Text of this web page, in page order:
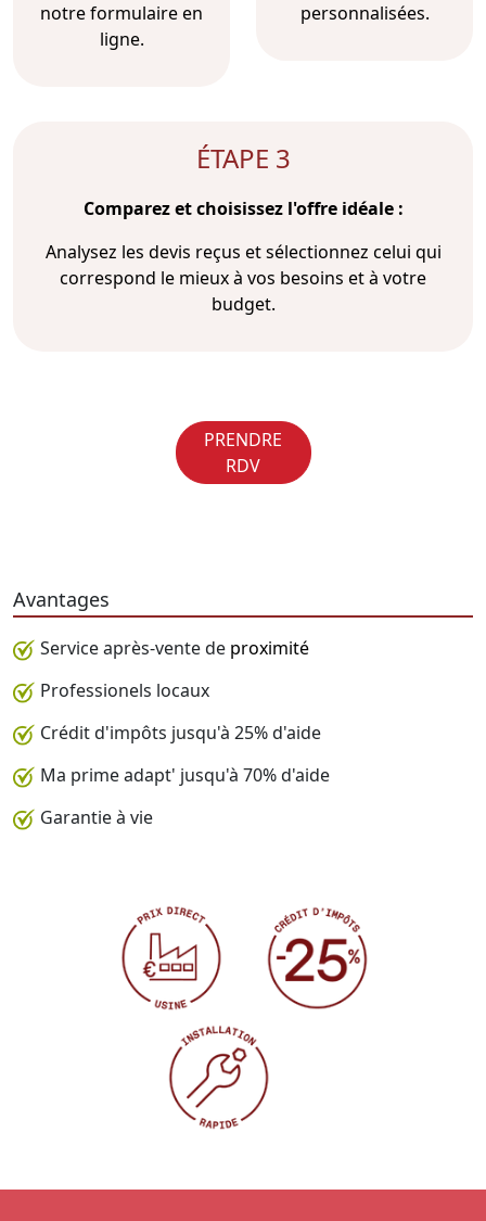
notre formulaire en
ligne.
personnalisées.
ÉTAPE 3
Comparez et choisissez l'offre idéale :
Analysez les devis reçus et sélectionnez celui qui
correspond le mieux à vos besoins et à votre
budget.
PRENDRE
RDV
Avantages
Service après-vente de proximité
Professionels locaux
Crédit d'impôts jusqu'à 25% d'aide
Ma prime adapt' jusqu'à 70% d'aide
Garantie à vie